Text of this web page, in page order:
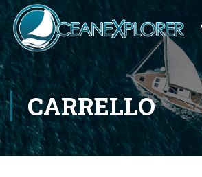
CARRELLO